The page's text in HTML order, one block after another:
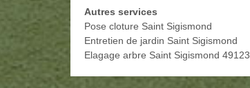
Autres services
Pose cloture Saint Sigismond
Entretien de jardin Saint Sigismond
Elagage arbre Saint Sigismond 49123